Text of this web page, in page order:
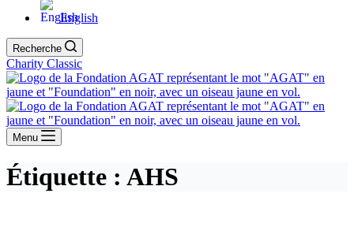
English
Recherche
Charity Classic
Menu
Étiquette : AHS